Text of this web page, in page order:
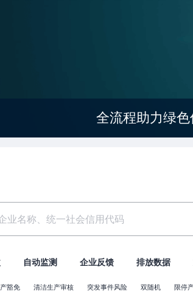
全流程助力绿
自动监测 企业反馈 排放数据
豁免 清洁生产审核 突发事件风险 双随机 限停